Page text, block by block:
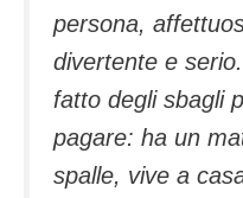
persona,
divertente e
fatto degli sbagli
pagare: ha un
spalle, vive a